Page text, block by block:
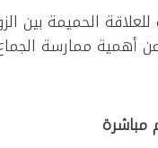
الحميمة بين
ممارسة
مباشرة